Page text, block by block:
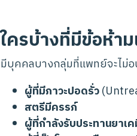
ใครบ้างที่มีข้อห้า
มีบุคคลบางกลุ่มที่แพทย์จะไม่
ผู้ที่มีภาวะปอดรั่ว
สตรีมีครรภ์
ผู้ที่กำลังรับประทานยาเ